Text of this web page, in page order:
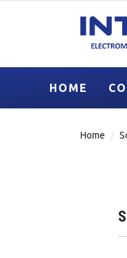
HOME
Home